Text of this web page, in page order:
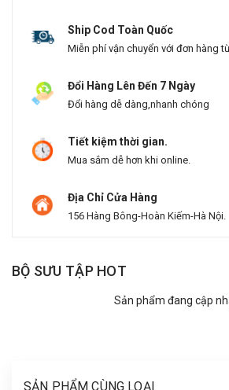
Ship Cod Toàn Quốc
Miễn phí vận chuyển với đơn hàng
Đổi Hàng Lên Đến 7 Ngày
Đổi hàng dễ dàng,nhanh chóng
Tiết kiệm thời gian.
Mua sắm dễ hơn khi online.
Địa Chỉ Cửa Hàng
156 Hàng Bông-Hoàn Kiếm-Hà Nội.
BỘ SƯU TẬP HOT
Sản phẩm đang cập
SẢN PHẨM CÙNG LOẠI